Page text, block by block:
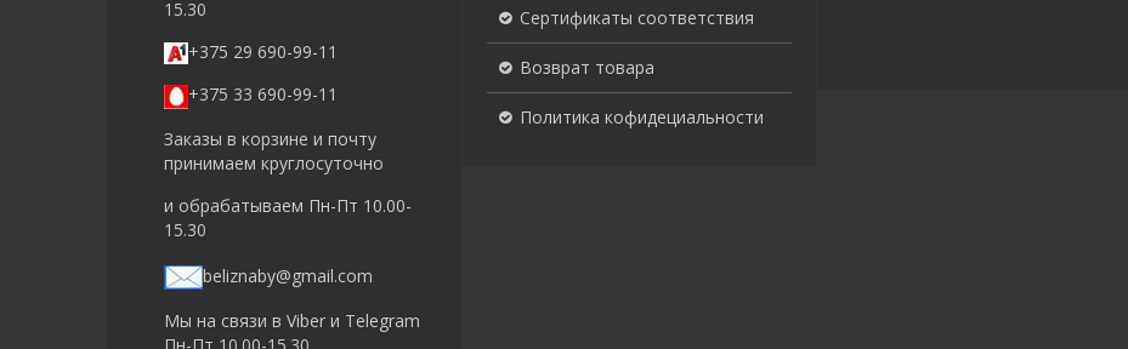
15.30
+375 29 690-99-11
+375 33 690-99-11
Заказы в корзине и почту
принимаем круглосуточно
и обрабатываем Пн-Пт 10.00-
15.30
beliznaby@gmail.com
Мы на связи в Viber и Telegram
Пн-Пт 10.00-15.30
Сертификаты соответствия
Возврат товара
Политика кофидециальности